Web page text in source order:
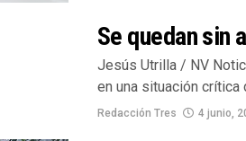
Se quedan sin
Jesús Utrilla / NV
en una situación crítica
Redacción Tres 4 junio,